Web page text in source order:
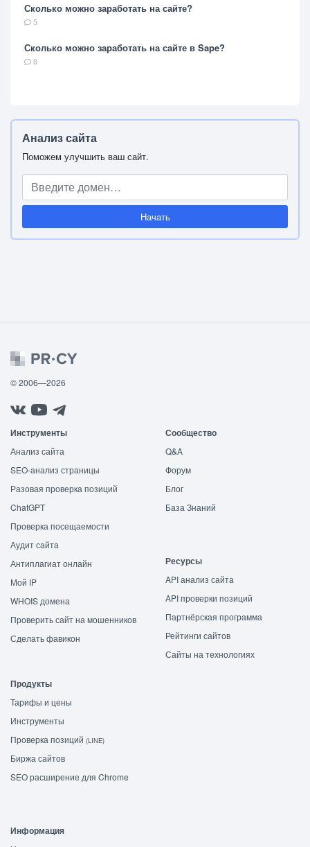
Сколько можно заработать на сайте?
5
Сколько можно заработать на сайте в Sape?
8
Анализ сайта
Поможем улучшить ваш сайт.
Начать
© 2006—2026
Инструменты
Анализ сайта
SEO-анализ страницы
Разовая проверка позиций
ChatGPT
Проверка посещаемости
Аудит сайта
Антиплагиат онлайн
Мой IP
WHOIS домена
Проверить сайт на мошенников
Сделать фавикон
Сообщество
Q&A
Форум
Блог
База Знаний
Ресурсы
API анализ сайта
API проверки позиций
Партнёрская программа
Рейтинги сайтов
Сайты на технологиях
Продукты
Тарифы и цены
Инструменты
Проверка позиций (LINE)
Биржа сайтов
SEO расширение для Chrome
Информация